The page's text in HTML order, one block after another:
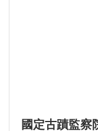
國定古蹟監察